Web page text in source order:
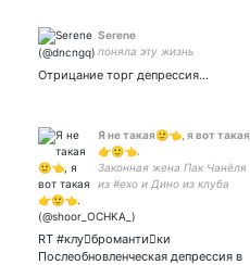
Serene
поняла эту жизнь
Отрицание торг депрессия...
Я не такая🙂👈, я вот такая
👉🙂👈.
Законная жена Пак Чанёля
из #exo и Дино из клуба
твиты и много ем, привет!
Давай дружить😉)
RT #клуَбромантиٍки
Послеобновленческая депрессия в